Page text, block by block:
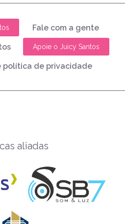
Fale com a gente
Apoie o Juicy Santos
política de privacidade
aliadas